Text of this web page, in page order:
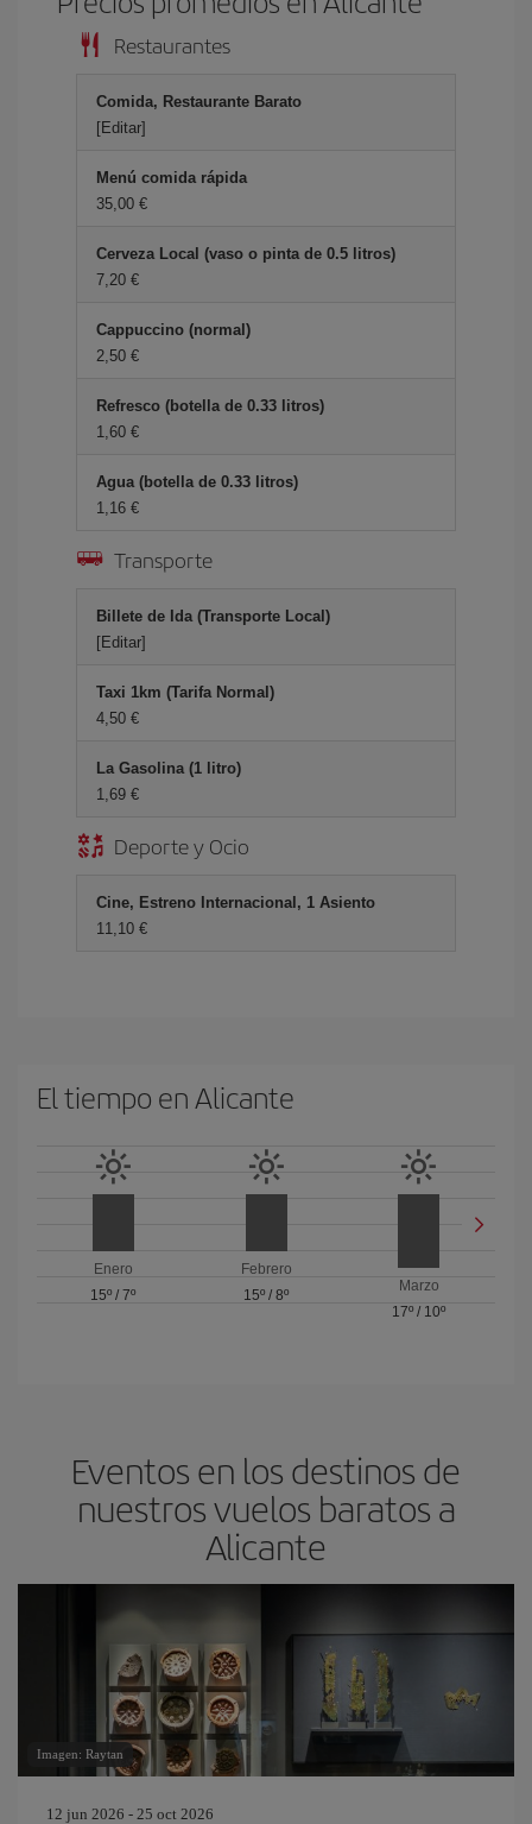
Restaurantes
Comida, Restaurante Barato
[Editar]
Menú comida rápida
35,00 €
Cerveza Local (vaso o pinta de 0.5 litros)
7,20 €
Cappuccino (normal)
2,50 €
Refresco (botella de 0.33 litros)
1,60 €
Agua (botella de 0.33 litros)
1,16 €
Transporte
Billete de Ida (Transporte Local)
[Editar]
Taxi 1km (Tarifa Normal)
4,50 €
La Gasolina (1 litro)
1,69 €
Deporte y Ocio
Cine, Estreno Internacional, 1 Asiento
11,10 €
El tiempo en Alicante
Enero
15º /7º
Febrero
15º / 8º
Marzo
17º / 10º
Eventos en los destinos de
nuestros vuelos baratos a
Alicante
Imagen: Raytan
12 jun 2026 - 25 oct 2026